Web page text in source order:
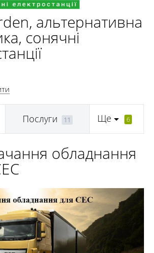
альтернативна
сонячні
Послуги 11 Ще 6
обладнання